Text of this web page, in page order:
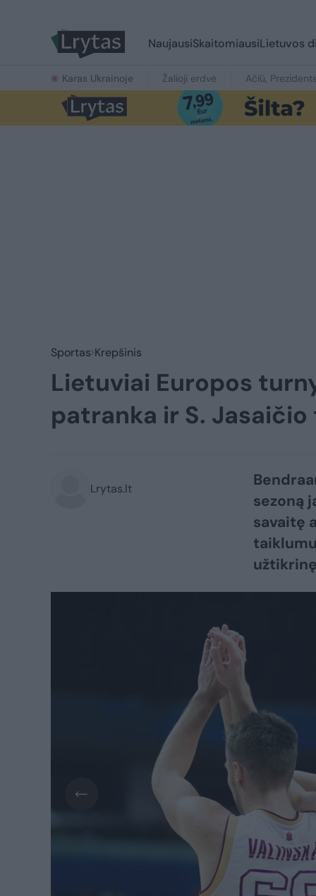
NaujausiSkaitomiausiLietuvos
Karas Ukrainoje Žalioji erdvė Ačiū,
Sportas Krepšinis
Lietuviai Europos
patranka ir S.
Lrytas.lt
sezoną
savaitę